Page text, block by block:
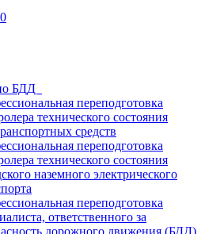
БДД
переподготовка
технического состояния
средств
переподготовка
технического состояния
наземного электрического
переподготовка
ответственного за
дорожного движения (БДД)